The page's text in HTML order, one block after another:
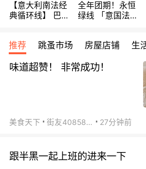
【意大利南法经
典循环线】 巴黎
宾馆 108欧/天起
全程756欧/位
全年团期！永恒
绿线 「意国法
欧/天起 ~包拼房
推荐 跳蚤市场 房屋店铺 生
味道超赞！ 非常成功！
美食天下 街友40858442 27分钟前
跟半黑一起上班的进来一下